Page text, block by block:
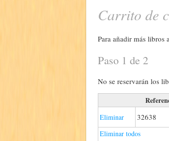
Carrito de
Para añadir más libros
Paso 1 de 2
No se reservarán los
Eliminar 32638
Eliminar todos